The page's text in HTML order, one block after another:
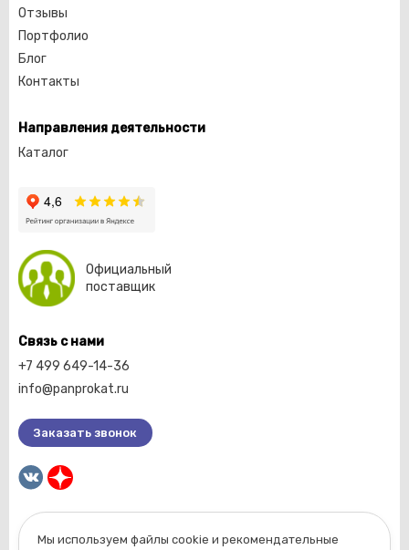
2026 © Компания «Пан прокат».
Отзывы
Портфолио
Блог
Контакты
Направления деятельности
Каталог
Официальный
поставщик
Связь с нами
+7 499 649-14-36
info@panprokat.ru
Заказать звонок
Мы используем файлы cookie и рекомендательные